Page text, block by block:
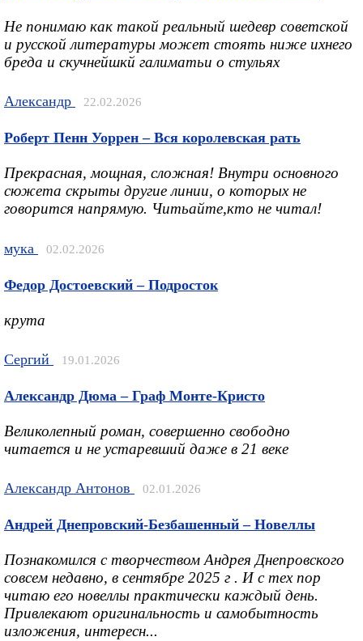
Не понимаю как такой реальный шедевр советской
и русской литературы может стоять ниже ихнего
бреда и скучнейшкй галиматьи о стульях
Александр 22.02.2026
Роберт Пенн Уоррен – Вся королевская рать
Прекрасная, мощная, сложная! Внутри основного
сюжета скрыты другие линии, о которых не
говорится напрямую. Читьайте,кто не читал!
мука 02.02.2026
Федор Достоевский – Подросток
крута
Сергий 19.01.2026
Александр Дюма – Граф Монте-Кристо
Великолепный роман, совершенно свободно
читается и не устаревший даже в 21 веке
Александр Антонов 02.01.2026
Андрей Днепровский-Безбашенный – Новеллы
Познакомился с творчеством Андрея Днепровского
совсем недавно, в сентябре 2025 г . И с тех пор
читаю его новеллы практически каждый день.
Привлекают оригинальность и самобытность
изложения, интересн...